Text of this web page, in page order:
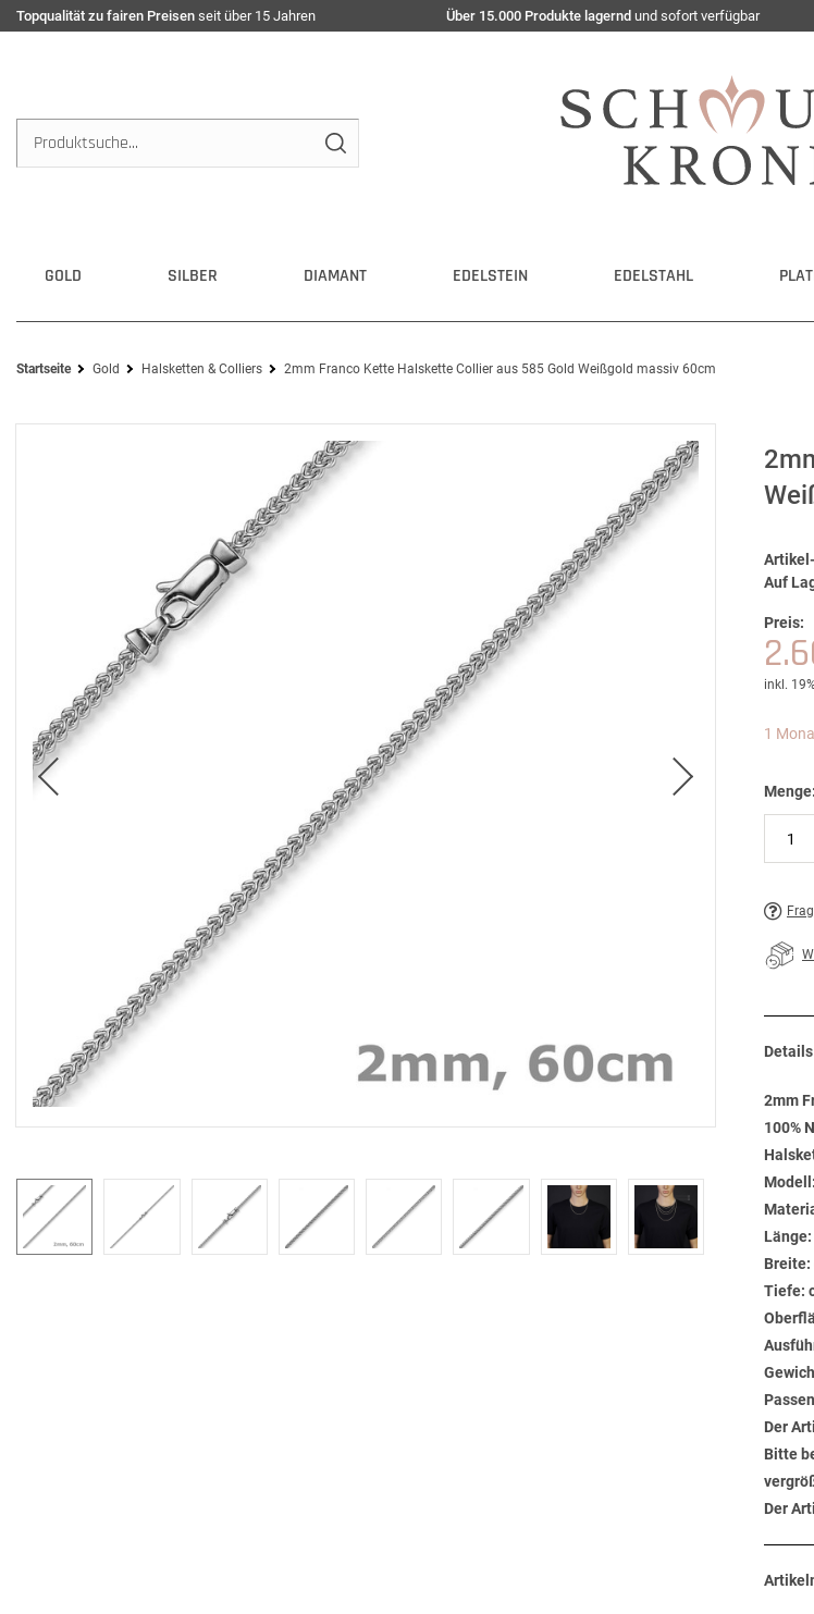
Topqualität zu fairen Preisen seit über 15 Jahren Über 15.000 Produkte lagernd und sofort verfügbar
GOLD SILBER DIAMANT EDELSTEIN EDELSTAHL
Startseite Gold Halsketten & Colliers 2mm Franco Kette Halskette Collier aus 585 Gold Weißgold massiv 60cm
Auf
Preis:
inkl.
1
Menge:
Details
2mm
100%
Breite:
Tiefe:
Der
Bitte
Der